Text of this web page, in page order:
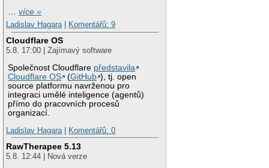
…více »
Ladislav Hagara| Komentářů: 9
Cloudflare OS
5.8. 17:00 | Zajímavý software
Společnost Cloudflare představila
Cloudflare OS
(GitHub ), tj. open
source platformu navrženou pro
integraci umělé inteligence (agentů)
přímo do pracovních procesů
organizací.
Ladislav Hagara| Komentářů: 0
RawTherapee 5.13
5.8. 12:44 | Nová verze